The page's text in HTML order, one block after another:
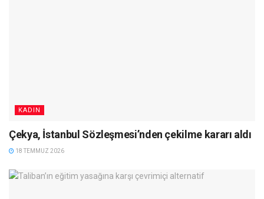
KADIN
Çekya, İstanbul Sözleşmesi’nden çekilme kararı aldı
18 TEMMUZ 2026